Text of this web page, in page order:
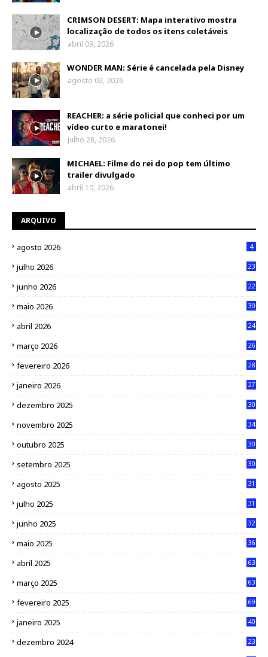
CRIMSON DESERT: Mapa interativo mostra
localização de todos os itens coletáveis
abril 09, 2026
WONDER MAN: Série é cancelada pela Disney
agosto 02, 2026
REACHER: a série policial que conheci por um
vídeo curto e maratonei!
julho 28, 2026
MICHAEL: Filme do rei do pop tem último
trailer divulgado
abril 10, 2026
ARQUIVO
agosto 2026 4
julho 2026 23
junho 2026 22
maio 2026 30
abril 2026 24
março 2026 26
fevereiro 2026 28
janeiro 2026 27
dezembro 2025 30
novembro 2025 34
outubro 2025 30
setembro 2025 30
agosto 2025 31
julho 2025 31
junho 2025 32
maio 2025 36
abril 2025 63
março 2025 63
fevereiro 2025 69
janeiro 2025 40
dezembro 2024 23